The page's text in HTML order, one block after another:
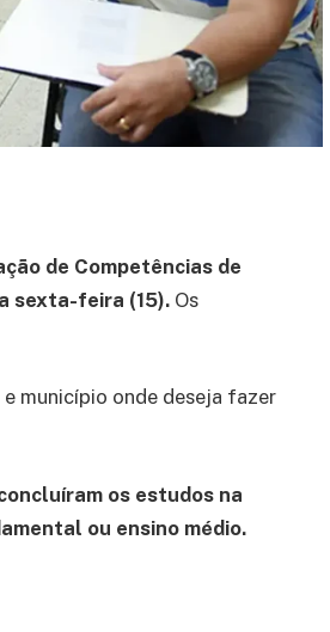
de Competências de
sexta-feira (15). Os
município onde deseja fazer
os estudos na
ou ensino médio.